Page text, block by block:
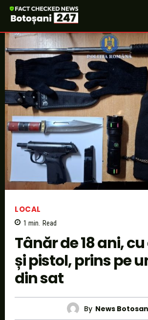
LOCAL
1 min. Read
Tânăr de 18 ani,
și pistol, prins pe
din sat
By News